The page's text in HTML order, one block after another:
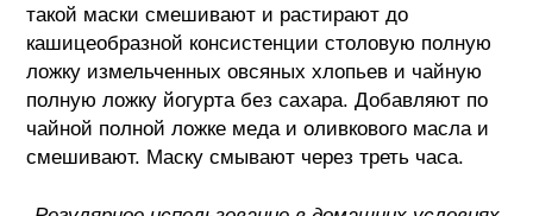
такой маски смешивают и растирают до
кашицеобразной консистенции столовую полную
ложку измельченных овсяных хлопьев и чайную
полную ложку йогурта без сахара. Добавляют по
чайной полной ложке меда и оливкового масла и
смешивают. Маску смывают через треть часа.